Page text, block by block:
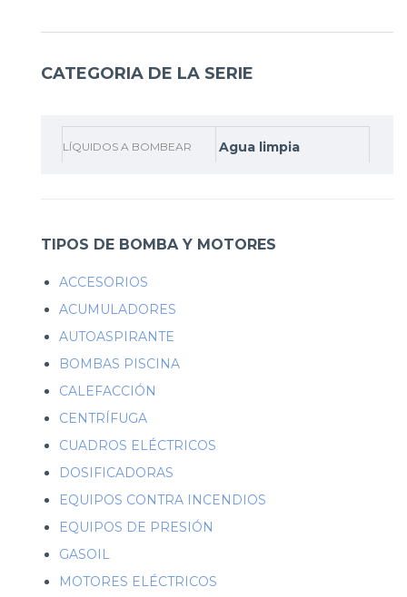
CATEGORIA DE LA SERIE
LÍQUIDOS A BOMBEAR Agua limpia
TIPOS DE BOMBA Y MOTORES
ACCESORIOS
ACUMULADORES
AUTOASPIRANTE
BOMBAS PISCINA
CALEFACCIÓN
CENTRÍFUGA
CUADROS ELÉCTRICOS
DOSIFICADORAS
EQUIPOS CONTRA INCENDIOS
EQUIPOS DE PRESIÓN
GASOIL
MOTORES ELÉCTRICOS